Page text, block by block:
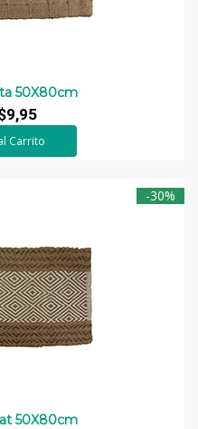
50X80cm
Carrito
-30%
50X80cm